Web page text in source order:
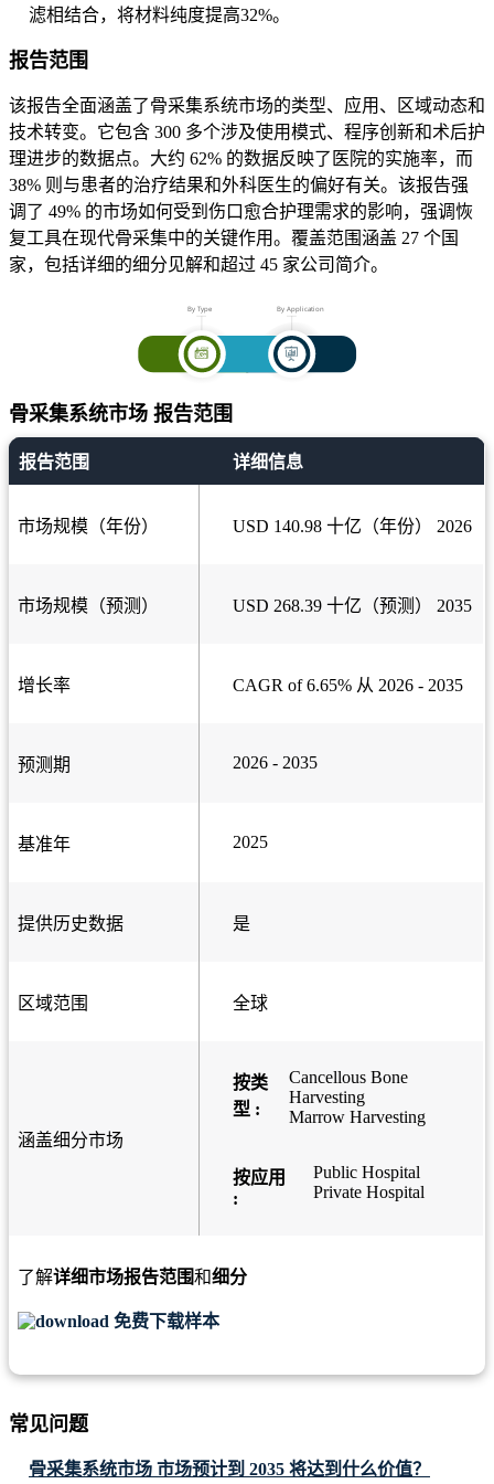
滤相结合，将材料纯度提高32%。
报告范围
该报告全面涵盖了骨采集系统市场的类型、应用、区域动态和
技术转变。它包含 300 多个涉及使用模式、程序创新和术后护
理进步的数据点。大约 62% 的数据反映了医院的实施率，而
38% 则与患者的治疗结果和外科医生的偏好有关。该报告强
调了 49% 的市场如何受到伤口愈合护理需求的影响，强调恢
复工具在现代骨采集中的关键作用。覆盖范围涵盖 27 个国
家，包括详细的细分见解和超过 45 家公司简介。
骨采集系统市场 报告范围
报告范围 详细信息
市场规模（年份） USD 140.98 十亿（年份） 2026
市场规模（预测） USD 268.39 十亿（预测） 2035
增长率 CAGR of 6.65% 从 2026 - 2035
预测期 2026 - 2035
基准年 2025
提供历史数据 是
区域范围 全球
涵盖细分市场
按类
型 :
Cancellous Bone
Harvesting
Marrow Harvesting
按应用
:
Public Hospital
Private Hospital
了解详细市场报告范围和细分
免费下载样本
常见问题
骨采集系统市场 市场预计到 2035 将达到什么价值？